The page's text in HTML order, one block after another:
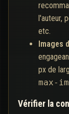
l'auteur,
etc.
Images
px de
max-
Vérifier la